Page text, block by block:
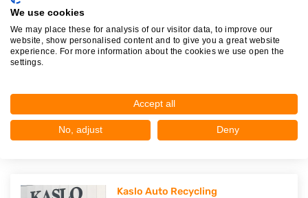
6545CK Nijmegen
Op 20,33 km afstand
Kaslo Auto Recycling
We use cookies
We may place these for analysis of our visitor data, to improve our
website, show personalised content and to give you a great website
experience. For more information about the cookies we use open the
settings.
Accept all
No, adjust Deny